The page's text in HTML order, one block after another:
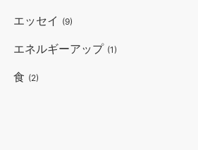
エッセイ (9)
エネルギーアップ (1)
食 (2)